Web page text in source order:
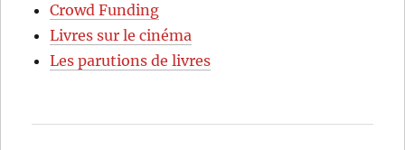
Crowd Funding
Livres sur le cinéma
Les parutions de livres